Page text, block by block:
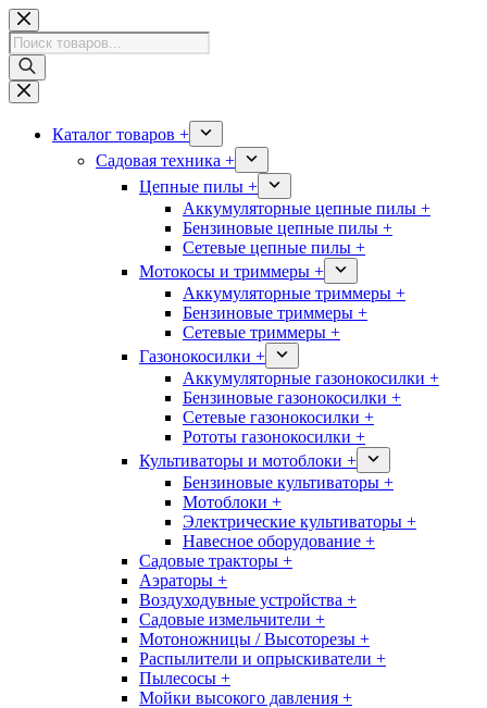
Перейти
к
сути
Поиск
товаров
Каталог товаров +
Садовая техника +
Цепные пилы +
Аккумуляторные цепные пилы +
Бензиновые цепные пилы +
Сетевые цепные пилы +
Мотокосы и триммеры +
Аккумуляторные триммеры +
Бензиновые триммеры +
Сетевые триммеры +
Газонокосилки +
Аккумуляторные газонокосилки +
Бензиновые газонокосилки +
Сетевые газонокосилки +
Рототы газонокосилки +
Культиваторы и мотоблоки +
Бензиновые культиваторы +
Мотоблоки +
Электрические культиваторы +
Навесное оборудование +
Садовые тракторы +
Аэраторы +
Воздуходувные устройства +
Садовые измельчители +
Мотоножницы / Высоторезы +
Распылители и опрыскиватели +
Пылесосы +
Мойки высокого давления +